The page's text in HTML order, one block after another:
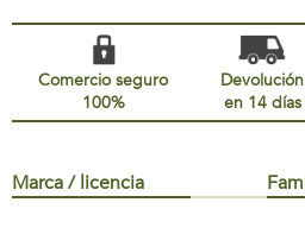
Comercio seguro
100%
Devolución
en 14 días
Marca / licencia